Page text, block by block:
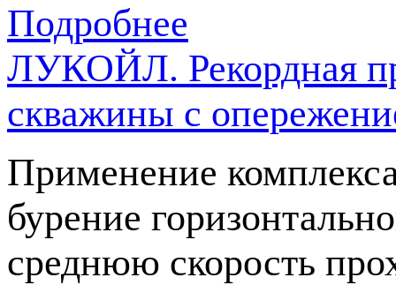
Подробнее
ЛУКОЙЛ. Рекордная
скважины с
Применение
бурение
среднюю скорость